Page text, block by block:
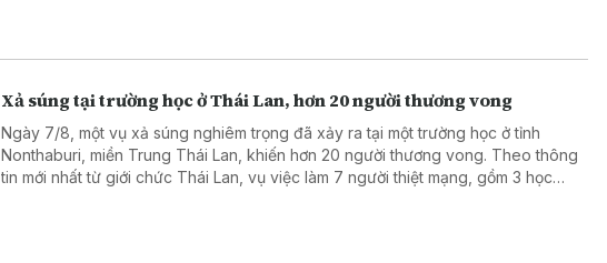
Xả súng tại trường học ở Thái Lan, hơn 20 người thương vong
Ngày 7/8, một vụ xả súng nghiêm trọng đã xảy ra tại một trường học ở tỉnh
Nonthaburi, miền Trung Thái Lan, khiến hơn 20 người thương vong. Theo thông
tin mới nhất từ giới chức Thái Lan, vụ việc làm 7 người thiệt mạng, gồm 3 học